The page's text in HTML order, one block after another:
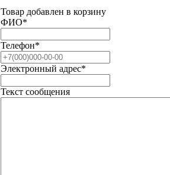
Товар добавлен в корзину
ФИО*
Телефон*
Электронный адрес*
Текст сообщения